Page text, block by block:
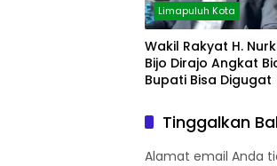
Limapuluh Kota
Wakil Rakyat H.
Bijo Dirajo Angkat
Bupati Bisa Digugat
Tinggalkan
Alamat email Anda